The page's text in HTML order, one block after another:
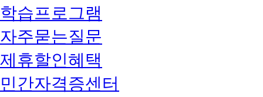
학습프로그램
자주묻는질문
제휴할인혜택
민간자격증센터